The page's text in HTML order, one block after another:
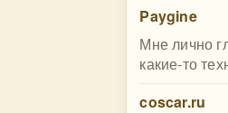
Paygine
Мне лично
какие-то
coscar.ru